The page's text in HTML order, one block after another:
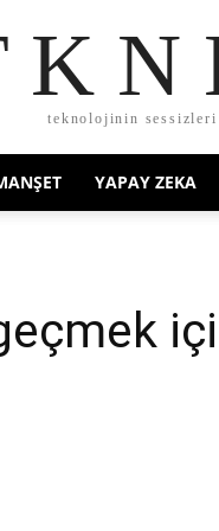
K N
teknolojinin sessizleri
YAPAY ZEKA